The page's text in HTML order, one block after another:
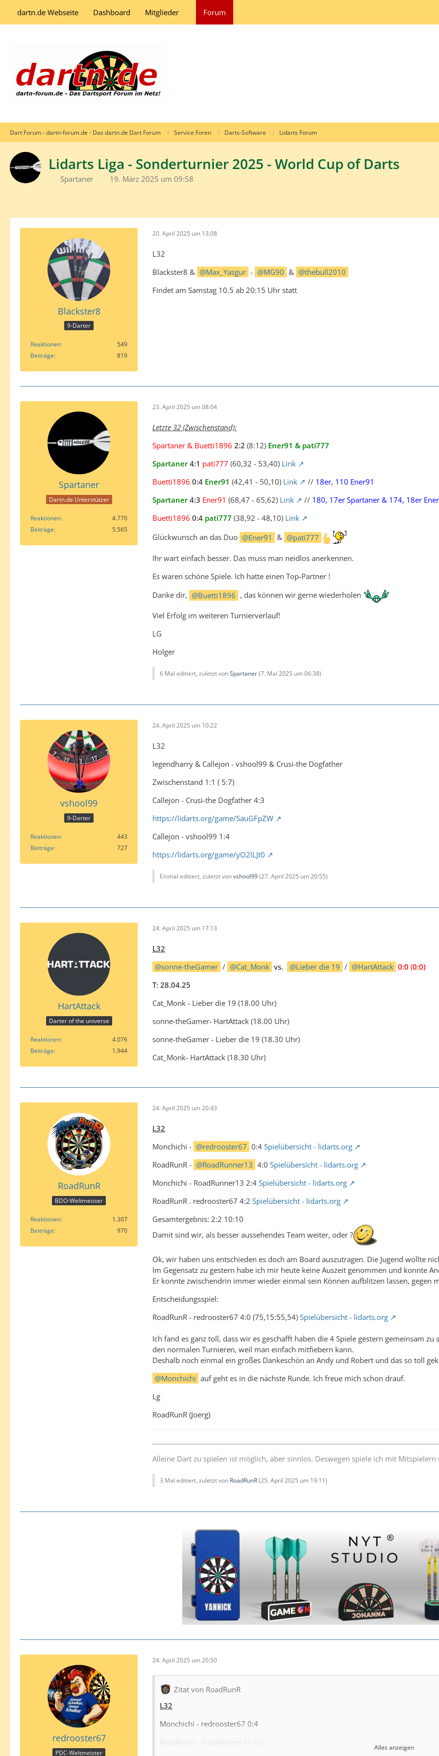
dartn.de Webseite Dashboard Mitglieder Forum
Dart Forum - dartn-forum.de - Das dartn.de Dart Forum Service Foren Darts-Software Lidarts Forum
Lidarts Liga - Sonderturnier 2025 - World Cup of Darts
Spartaner 19. März 2025 um 09:58
Blackster8
9-Darter
Reaktionen
549
Beiträge
819
20. April 2025 um 13:08
L32
Blackster8 &
Max_Yasgur - MG90 &
thebull2010
Findet am Samstag 10.5 ab 20:15 Uhr statt
Spartaner
Dartn.de Unterstützer
Reaktionen
4.770
Beiträge
5.565
23. April 2025 um 08:04
Letzte 32 (Zwischenstand):
Spartaner & Buetti1896 2:2 (8:12) Ener91 & pati777
Spartaner4:1 pati777 (60,32 - 53,40) Link
Buetti1896 0:4 Ener91 (42,41 - 50,10) Link // 18er, 110 Ener91
Spartaner4:3 Ener91 (68,47 - 65,62) Link // 180, 17er Spartaner & 174, 18er
Buetti1896 0:4 pati777 (38,92 - 48,10) Link
Glückwunsch an das Duo
Ener91 & pati777
Ihr wart einfach besser. Das muss man neidlos anerkennen.
Es waren schöne Spiele. Ich hatte einen Top-Partner !
Danke dir,
Buetti1896 , das können wir gerne wiederholen
Viel Erfolg im weiteren Turnierverlauf!
LG
Holger
6 Mal editiert, zuletzt vonSpartaner(7. Mai 2025 um 06:38)
vshool99
9-Darter
Reaktionen
443
Beiträge
727
24. April 2025 um 10:22
L32
legendharry & Callejon - vshool99 & Crusi-the Dogfather
Zwischenstand 1:1 ( 5:7)
Callejon - Crusi-the Dogfather 4:3
https://lidarts.org/game/SauGFpZW
Callejon - vshool99 1:4
https://lidarts.org/game/yO2lLJt0
Einmal editiert, zuletzt vonvshool99(27. April 2025 um 20:55)
HartAttack
Darter of the universe
Reaktionen
4.076
Beiträge
1.944
24. April 2025 um 17:13
L32
sonne-theGamer / Cat_Monk vs. Lieber die 19 / HartAttack 0:0 (0:0)
T: 28.04.25
Cat_Monk - Lieber die 19 (18.00 Uhr)
sonne-theGamer- HartAttack (18.00 Uhr)
sonne-theGamer - Lieber die 19 (18.30 Uhr)
Cat_Monk- HartAttack (18.30 Uhr)
RoadRunR
BDO-Weltmeister
Reaktionen
1.307
Beiträge
970
24. April 2025 um 20:43
L32
Monchichi -
redrooster67 0:4 Spielübersicht - lidarts.org
RoadRunR -
RoadRunner13 4:0 Spielübersicht - lidarts.org
Monchichi - RoadRunner13 2:4 Spielübersicht - lidarts.org
RoadRunR . redrooster67 4:2 Spielübersicht - lidarts.org
Gesamtergebnis: 2:2 10:10
Damit sind wir, als besser aussehendes Team weiter, oder ?
Ok, wir haben uns entschieden es doch am Board auszutragen. Die Jugend wollte
Im Gegensatz zu gestern habe ich mir heute keine Auszeit genommen und konnte
Er konnte zwischendrin immer wieder einmal sein Können aufblitzen lassen, gegen
Entscheidungsspiel:
RoadRunR - redrooster67 4:0 (75,15:55,54) Spielübersicht - lidarts.org
Ich fand es ganz toll, dass wir es geschafft haben die 4 Spiele gestern gemeinsam
den normalen Turnieren, weil man einfach mitfiebern kann.
Deshalb noch einmal ein großes Dankeschön an Andy und Robert und das so toll
Monchichi auf geht es in die nächste Runde. Ich freue mich schon drauf.
Lg
RoadRunR (Joerg)
Alleine Dart zu spielen ist möglich, aber sinnlos. Deswegen spiele ich mit Mitspielern
3 Mal editiert, zuletzt von RoadRunR(25. April 2025 um 19:11)
redrooster67
PDC-Weltmeister
24. April 2025 um 20:50
Zitat von RoadRunR
L32
Monchichi - redrooster67 0:4
Alles anzeigen